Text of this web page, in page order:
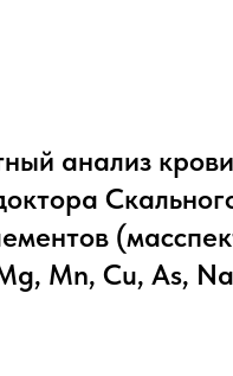
анализ
Mn, Cu, As,